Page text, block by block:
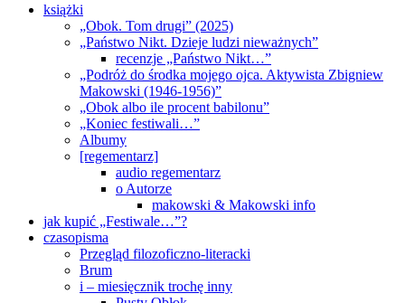
książki
„Obok. Tom drugi” (2025)
„Państwo Nikt. Dzieje ludzi nieważnych”
recenzje „Państwo Nikt…”
„Podróż do środka mojego ojca. Aktywista Zbigniew
Makowski (1946-1956)”
„Obok albo ile procent babilonu”
„Koniec festiwali…”
Albumy
[regementarz]
audio regementarz
o Autorze
makowski & Makowski info
jak kupić „Festiwale…”?
czasopisma
Przegląd filozoficzno-literacki
Brum
i – miesięcznik trochę inny